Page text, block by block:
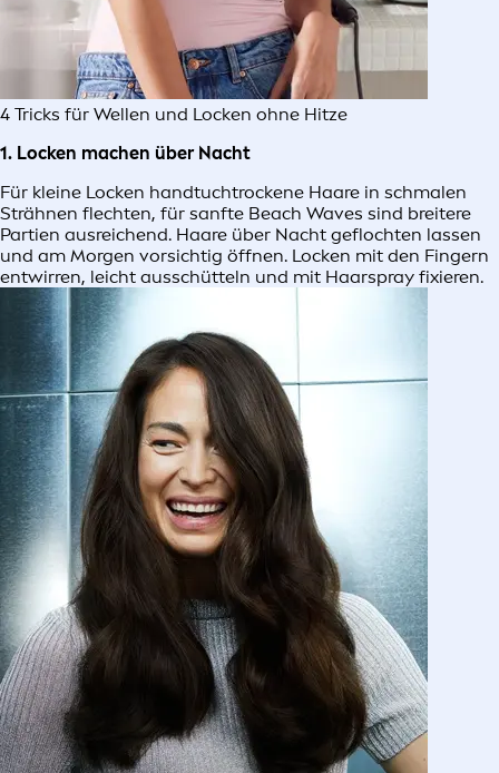
4 Tricks für Wellen und Locken ohne Hitze
1. Locken machen über Nacht
Für kleine Locken handtuchtrockene Haare in schmalen
Strähnen flechten, für sanfte Beach Waves sind breitere
Partien ausreichend. Haare über Nacht geflochten lassen
und am Morgen vorsichtig öffnen. Locken mit den Fingern
entwirren, leicht ausschütteln und mit Haarspray fixieren.